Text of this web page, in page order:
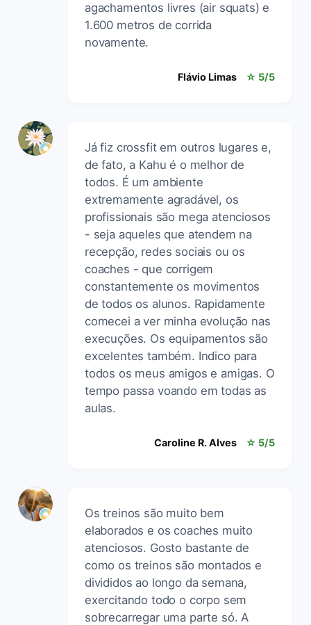
agachamentos livres (air squats) e
1.600 metros de corrida
novamente.
Flávio Limas ☆ 5/5
Já fiz crossfit em outros lugares e,
de fato, a Kahu é o melhor de
todos. É um ambiente
extremamente agradável, os
profissionais são mega atenciosos
- seja aqueles que atendem na
recepção, redes sociais ou os
coaches - que corrigem
constantemente os movimentos
de todos os alunos. Rapidamente
comecei a ver minha evolução nas
execuções. Os equipamentos são
excelentes também. Indico para
todos os meus amigos e amigas. O
tempo passa voando em todas as
aulas.
Caroline R. Alves ☆ 5/5
Os treinos são muito bem
elaborados e os coaches muito
atenciosos. Gosto bastante de
como os treinos são montados e
divididos ao longo da semana,
exercitando todo o corpo sem
sobrecarregar uma parte só. A